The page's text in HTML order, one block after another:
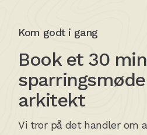
Kom godt i gang
Book et 30 min
arkitekt
Vi tror på det handler om